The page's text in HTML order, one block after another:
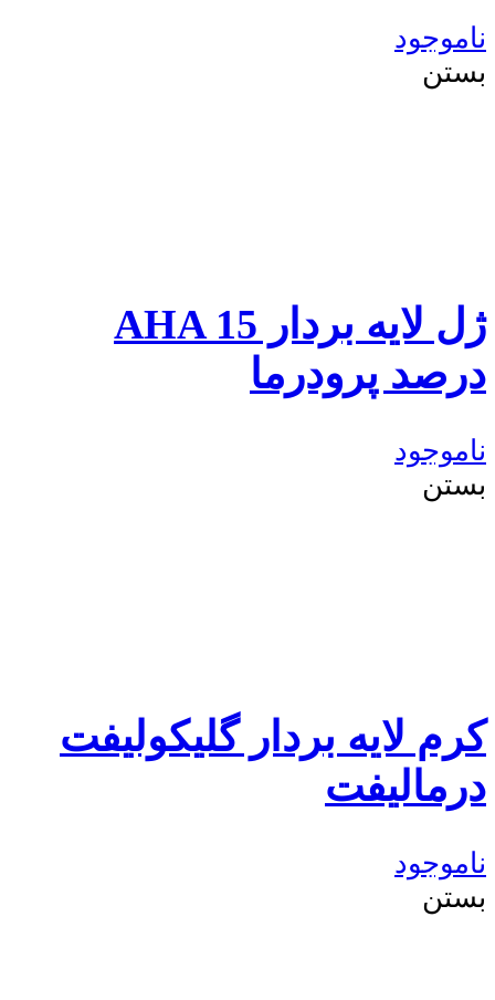
ناموجود
بستن
ژل لایه بردار AHA 15
درصد پرودرما
ناموجود
بستن
کرم لایه بردار گلیکولیفت
درمالیفت
ناموجود
بستن